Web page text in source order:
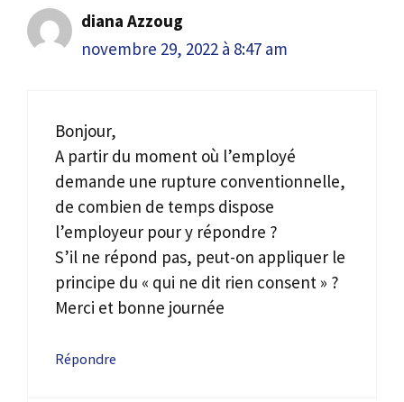
diana Azzoug
novembre 29, 2022 à 8:47 am
Bonjour,
A partir du moment où l’employé
demande une rupture conventionnelle,
de combien de temps dispose
l’employeur pour y répondre ?
S’il ne répond pas, peut-on appliquer le
principe du « qui ne dit rien consent » ?
Merci et bonne journée
Répondre